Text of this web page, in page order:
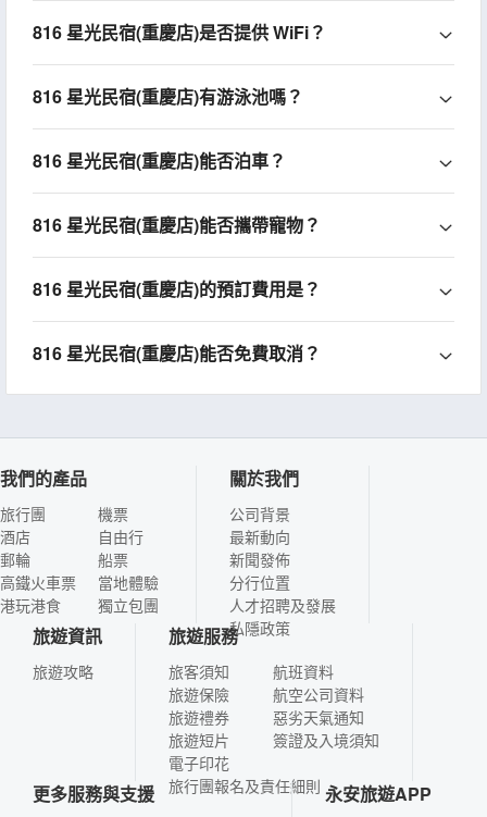
816 星光民宿(重慶店)是否提供 WiFi？
816 星光民宿(重慶店)有游泳池嗎？
816 星光民宿(重慶店)能否泊車？
816 星光民宿(重慶店)能否攜帶寵物？
816 星光民宿(重慶店)的預訂費用是？
816 星光民宿(重慶店)能否免費取消？
我們的產品
旅行團
酒店
郵輪
高鐵火車票
港玩港食
機票
自由行
船票
當地體驗
獨立包團
關於我們
公司背景
最新動向
新聞發佈
分行位置
人才招聘及發展
私隱政策
旅遊資訊
旅遊攻略
旅遊服務
旅客須知
旅遊保險
旅遊禮券
旅遊短片
電子印花
航班資料
航空公司資料
惡劣天氣通知
簽證及入境須知
旅行團報名及責任細則
更多服務與支援 永安旅遊APP